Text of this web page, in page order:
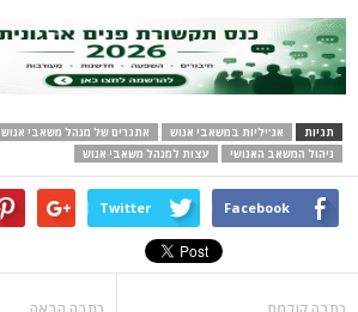
תגיות אג'יליות במשאבי אנוש אתגרים של מנהל משאבי אנוש
ניהול המשאב האנושי
עצות למנהל משאבי אנוש
Facebook
Twitter